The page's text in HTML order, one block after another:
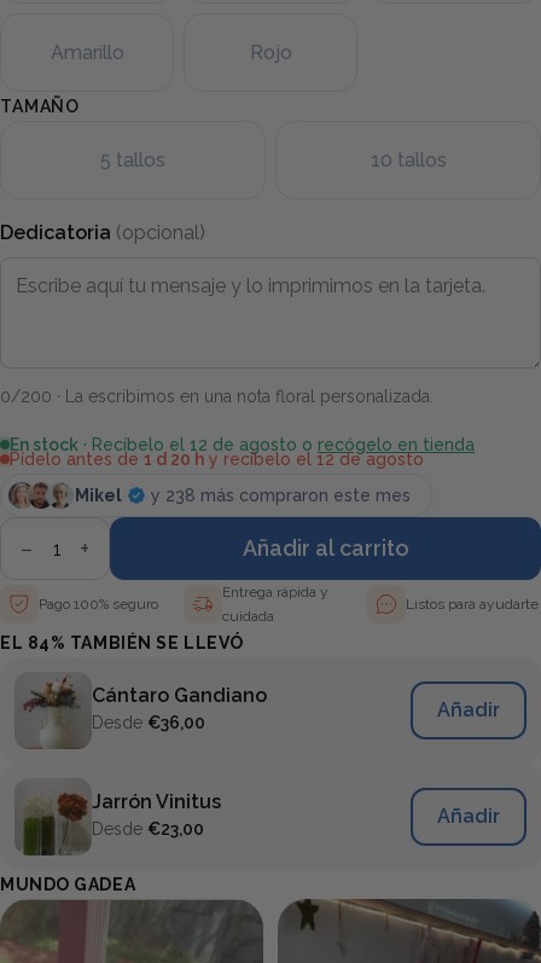
Amarillo Rojo
TAMAÑO
5 tallos 10 tallos
Dedicatoria (opcional)
0/200 · La escribimos en una nota floral personalizada.
En stock · Recíbelo el 12 de agosto o recógelo en tienda
Pídelo antes de 1 d 20 h y recíbelo el 12 de agosto
Mikel
y 238 más compraron este mes
− + Añadir al carrito
Pago 100% seguro
Entrega rápida y
cuidada
Listos para ayudarte
EL 84% TAMBIÉN SE LLEVÓ
Cántaro Gandiano
Desde €36,00
Añadir
Jarrón Vinitus
Desde €23,00
Añadir
MUNDO GADEA